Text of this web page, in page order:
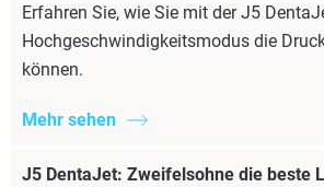
Erfahren Sie, wie Sie mit der J5
Hochgeschwindigkeitsmodus die
können.
Mehr sehen
J5 DentaJet: Zweifelsohne die beste